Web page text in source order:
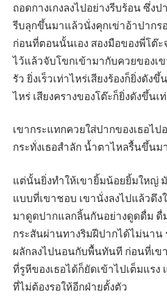
ถอดกางเกงลงไปอย่างรีบร้อน ซึ่งป
รีบลุกขึ้นมาแล้วนั่งคุกเข่าอ้าปากร
ก่อนที่ตอนนั้นเอง สองมือของพี่โต๊ะ
ไว้แล้วจับโขกเข้ามากับควยของเ
รัว ยิ่งเร็วเท่าไหร่เสียงร้องก็ยิ่งดัง
ไหร่ เสียงครางของโต๊ะก็ยิ่งดังขึ้นเ
เขากระแทกควยใส่ปากของเธอไ
กระทั่งเธอสำลัก น้ำตาไหลรื้นขึ้นมา
แต่นั้นยิ่งทำให้เขายิ้มน้อยยิ้มใหญ่
แบบที่เขาชอบ เขานั่งลงไปแล้วดึง
มาดูดปากแลกลิ้นกันอย่างดูดดื่ม ดื่
กระสันผ่านทางริมฝีปากได้ไม่นาน
ผลักลงไปนอนกับพื้นทันที ก่อนที่เข
ที่รูหีของเธอได้ก็ยัดเข้าไปเต็มแร
ที่ไม่ต้องรอให้อีกฝ่ายตั้งตัว